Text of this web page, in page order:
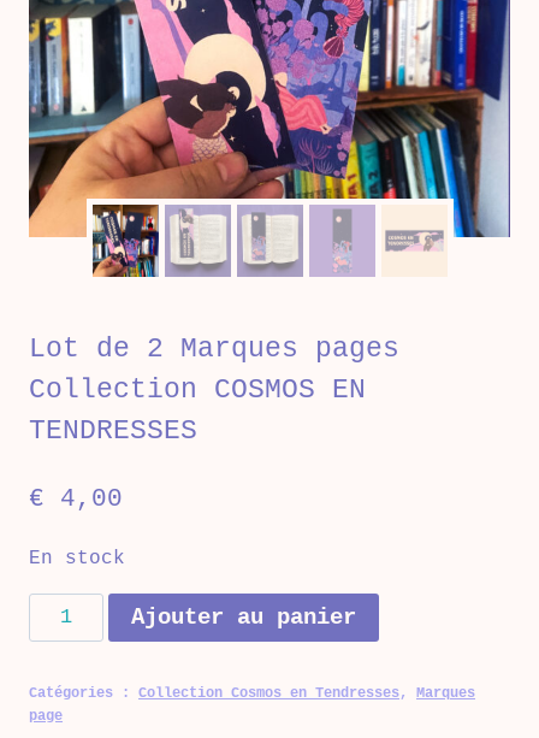
Lot de 2 Marques pages
Collection COSMOS EN
TENDRESSES
€ 4,00
En stock
quantité
de
Ajouter au panier
Catégories : Collection Cosmos en Tendresses, Marques
page